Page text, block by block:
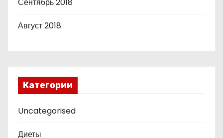
Сентябрь 2018
Август 2018
Категории
Uncategorised
Диеты